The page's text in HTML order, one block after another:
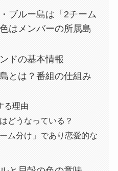
ブルー島は「2チーム
はメンバーの所属島
ドの基本情報
とは？番組の仕組み
る理由
どうなっている？
ム分け」であり恋愛的な